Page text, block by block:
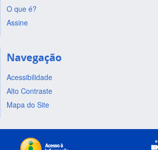
O que é?
Assine
Navegação
Acessibilidade
Alto Contraste
Mapa do Site